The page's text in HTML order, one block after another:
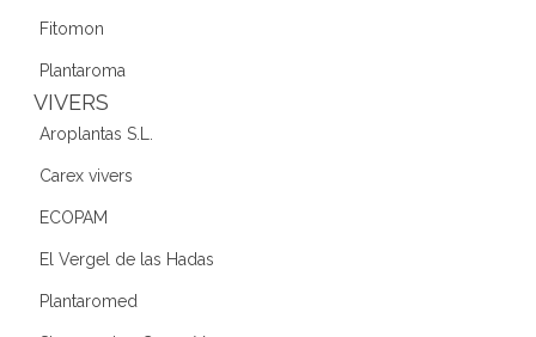
Fitomon
Plantaroma
VIVERS
Aroplantas S.L.
Carex vivers
ECOPAM
El Vergel de las Hadas
Plantaromed